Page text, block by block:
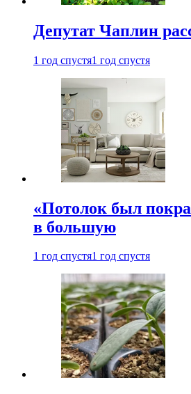
Депутат Чаплин
1 год спустя1 год спустя
«Потолок был
в большую
1 год спустя1 год спустя